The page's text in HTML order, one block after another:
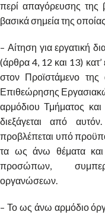
περί απαγόρευσης της
βασικά σημεία της
– Αίτηση για εργατική
(άρθρα 4, 12 και 13)
στον Προϊστάμενο της
Επιθεώρησης
αρμόδιου Τμήματος
διεξάγεται από
προβλέπεται υπό
τα ως άνω θέματα
προσώπων,
οργανώσεων.
– Το ως άνω αρμόδιο